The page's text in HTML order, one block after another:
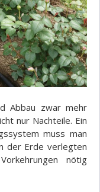
Abbau zwar mehr
nur Nachteile. Ein
muss man
der Erde verlegten
nötig